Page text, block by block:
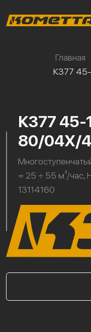
Главная
К377
К377 45-
80/04Х/
= 25 ÷ 55 м³/час,
13114160